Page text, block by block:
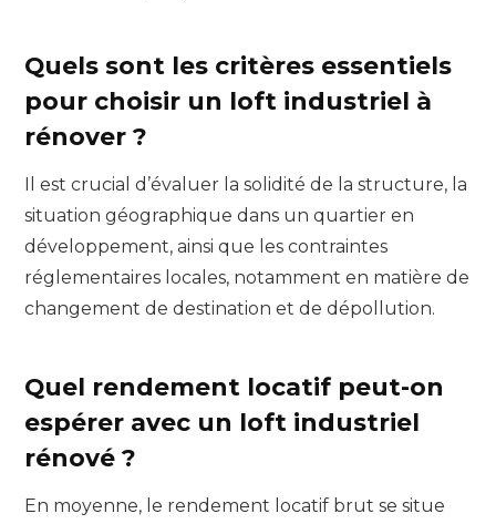
Quels sont les critères essentiels
pour choisir un loft industriel à
rénover ?
Il est crucial d’évaluer la solidité de la structure, la
situation géographique dans un quartier en
développement, ainsi que les contraintes
réglementaires locales, notamment en matière de
changement de destination et de dépollution.
Quel rendement locatif peut-on
espérer avec un loft industriel
rénové ?
En moyenne, le rendement locatif brut se situe